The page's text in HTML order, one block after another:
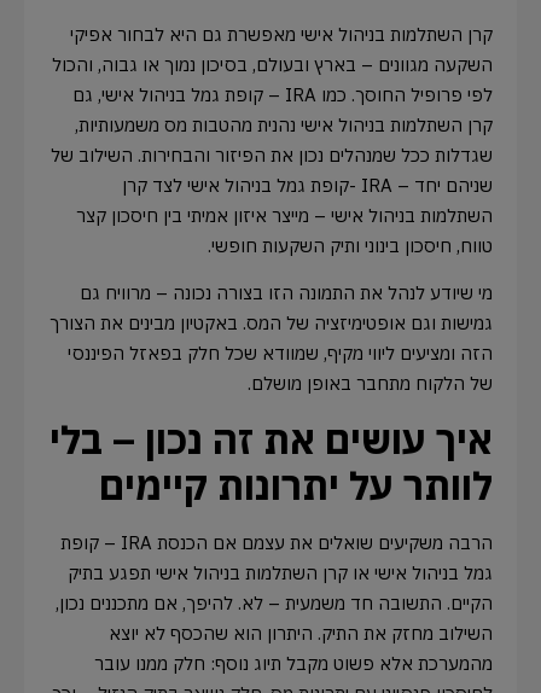
קרן השתלמות בניהול אישי מאפשרת גם היא לבחור אפיקי
השקעה מגוונים – בארץ ובעולם, בסיכון נמוך או גבוה, והכול
לפי פרופיל החוסך. כמו IRA – קופת גמל בניהול אישי, גם
קרן השתלמות בניהול אישי נהנית מהטבות מס משמעותיות,
שגדלות ככל שמנהלים נכון את הפיזור והבחירות. השילוב של
שניהם יחד – IRA -קופת גמל בניהול אישי לצד קרן
השתלמות בניהול אישי – מייצר איזון אמיתי בין חיסכון קצר
טווח, חיסכון בינוני ותיק השקעות חופשי.
מי שיודע לנהל את התמונה הזו בצורה נכונה – מרוויח גם
גמישות וגם אופטימיזציה של המס. באקטיון מבינים את הצורך
הזה ומציעים ליווי מקיף, שמוודא שכל חלק בפאזל הפיננסי
של הלקוח מתחבר באופן מושלם.
איך עושים את זה נכון – בלי
לוותר על יתרונות קיימים
הרבה משקיעים שואלים את עצמם אם הכנסת IRA – קופת
גמל בניהול אישי או קרן השתלמות בניהול אישי תפגע בתיק
הקיים. התשובה חד משמעית – לא. להיפך, אם מתכננים נכון,
השילוב מחזק את התיק. היתרון הוא שהכסף לא יוצא
מהמערכת אלא פשוט מקבל תיוג נוסף: חלק ממנו עובר